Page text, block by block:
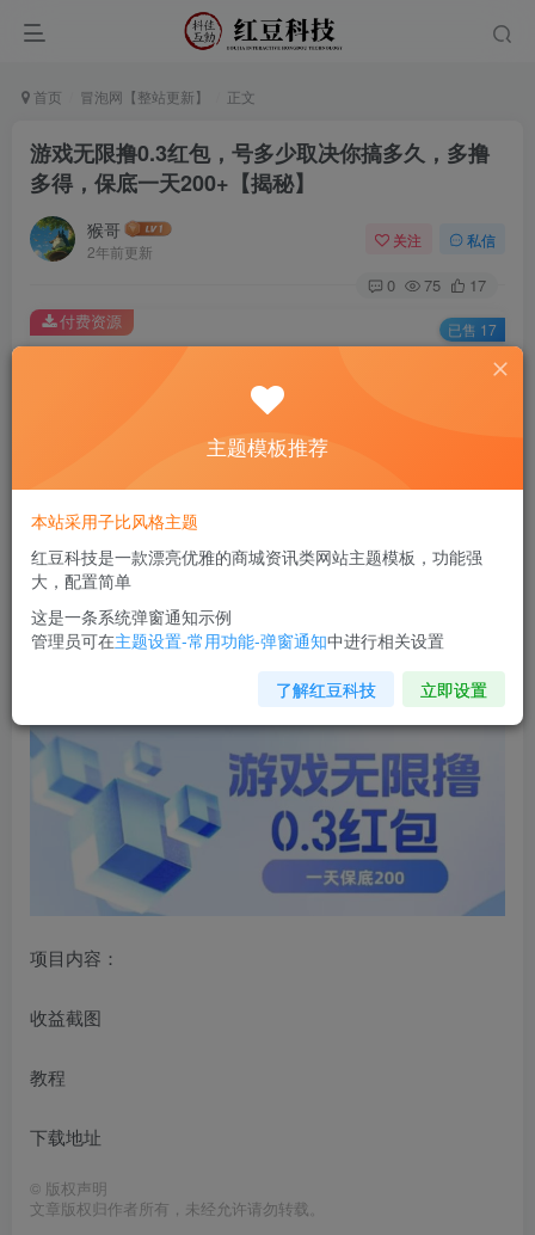
首页 冒泡网【整站更新】 正文
游戏无限撸0.3红包，号多少取决你搞多久，多撸
多得，保底一天200+【揭秘】
猴哥
2年前更新
关注 私信
0 75 17
此内容为付费资源，请付费后查看
￥9.9
您当前未登录！建议登陆后购买，可保存购买订单
付费资源 已售 17
游戏无限撸0.3红包，号多少取决你搞多久，多撸多得，保底
项目内容：
收益截图
教程
下载地址
© 版权声明
文章版权归作者所有，未经允许请勿转载。
主题模板推荐
本站采用子比风格主题
红豆科技是一款漂亮优雅的商城资讯类网站主题模板，功能强
大，配置简单
这是一条系统弹窗通知示例
管理员可在主题设置-常用功能-弹窗通知中进行相关设置
了解红豆科技 立即设置